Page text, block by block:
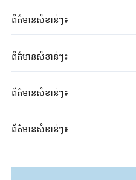
ព័ត៌មាន​សំខាន់​ៗ៖
ព័ត៌មាន​សំខាន់​ៗ៖
ព័ត៌មាន​សំខាន់​ៗ៖
ព័ត៌មាន​សំខាន់​ៗ៖